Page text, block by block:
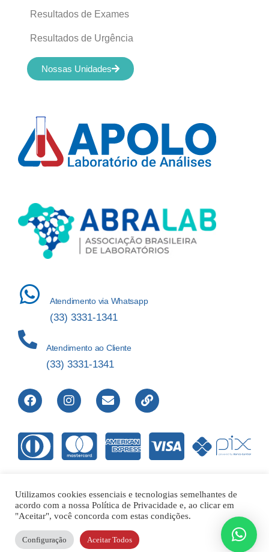
Atendimento via Whatsapp
(33) 3331-1341
Atendimento ao Cliente
(33) 3331-1341
Resultados de Exames
Resultados de Urgência
Nossas Unidades
Direitos Reservados © 2012-2022 Laboratório de Análises Apolo
Ltda – 00.421.604/0001-01 |
Responsável Técnico – Dr. Flavio Reis de Abreu CRFMG14317
Utilizamos cookies essenciais e tecnologias semelhantes de
acordo com a nossa Política de Privacidade e, ao clicar em
"Aceitar", você concorda com estas condições.
Configuração Aceitar Todos